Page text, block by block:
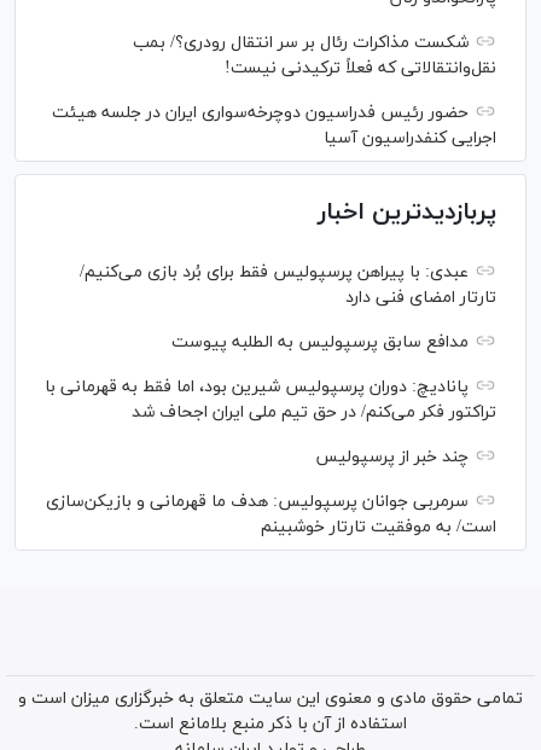
شکست مذاکرات رئال بر سر انتقال رودری؟/ بمب
نقل‌وانتقالاتی که فعلاً ترکیدنی نیست!
حضور رئیس فدراسیون دوچرخه‌سواری ایران در جلسه هیئت
اجرایی کنفدراسیون آسیا
پربازدیدترین اخبار
عبدی: با پیراهن پرسپولیس فقط برای بُرد بازی می‌کنیم/
تارتار امضای فنی دارد
مدافع سابق پرسپولیس به الطلبه پیوست
پانادیچ: دوران پرسپولیس شیرین بود، اما فقط به قهرمانی با
تراکتور فکر می‌کنم/ در حق تیم ملی ایران اجحاف شد
چند خبر از پرسپولیس
سرمربی جوانان پرسپولیس: هدف ما قهرمانی و بازیکن‌سازی
است/ به موفقیت تارتار خوشبینم
تمامی حقوق مادی و معنوی این سایت متعلق به خبرگزاری میزان است و
استفاده از آن با ذکر منبع بلامانع است.